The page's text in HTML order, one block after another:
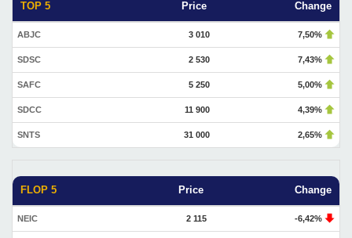
TOP 5 Price Change
ABJC 3 010 7,50%
SDSC 2 530 7,43%
SAFC 5 250 5,00%
SDCC 11 900 4,39%
SNTS 31 000 2,65%
FLOP 5 Price Change
NEIC 2 115 -6,42%